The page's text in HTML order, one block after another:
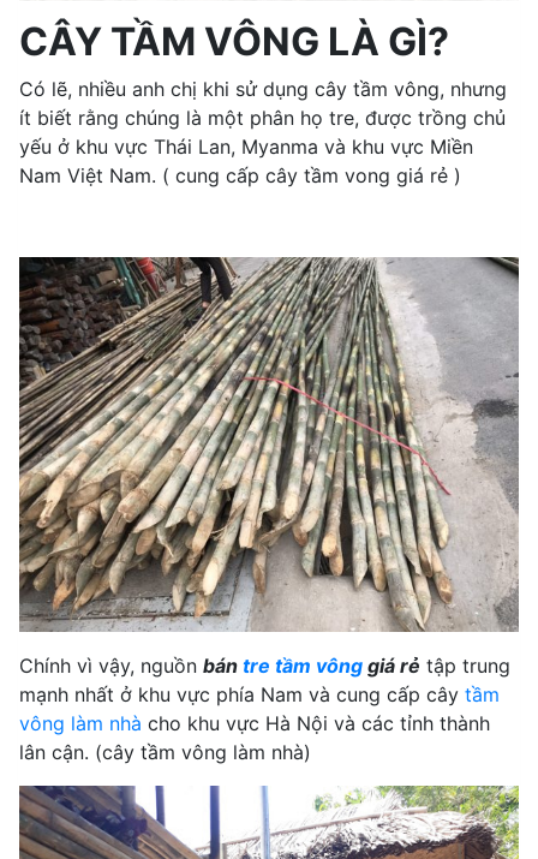
CÂY TẦM VÔNG LÀ GÌ?
Có lẽ, nhiều anh chị khi sử dụng cây tầm vông, nhưng
ít biết rằng chúng là một phân họ tre, được trồng chủ
yếu ở khu vực Thái Lan, Myanma và khu vực Miền
Nam Việt Nam. ( cung cấp cây tầm vong giá rẻ )
Chính vì vậy, nguồn bán tre tầm vông giá rẻ tập trung
mạnh nhất ở khu vực phía Nam và cung cấp cây tầm
vông làm nhà cho khu vực Hà Nội và các tỉnh thành
lân cận. (cây tầm vông làm nhà)